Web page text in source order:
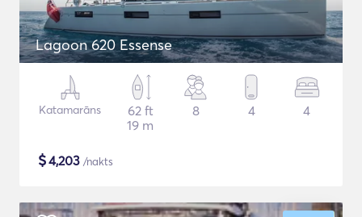
Lagoon 620 Essense
Katamarāns
62 ft
19 m
8 4 4
$4,203 /nakts